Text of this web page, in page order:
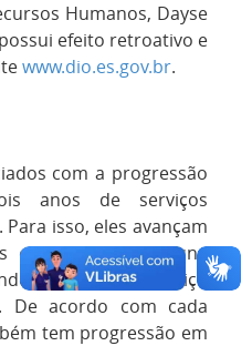
Humanos, Dayse
efeito retroativo e
www.dio.es.gov.br.
com a progressão
anos de serviços
isso, eles avançam
e vão para a coluna
ao tempo de serviço
De acordo com cada
tem progressão em